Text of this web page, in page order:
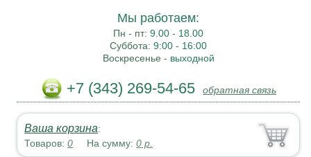
Мы работаем:
Пн - пт:9.00 - 18.00
Суббота:9:00 - 16:00
Воскресенье - выходной
+7 (343) 269-54-65 обратная связь
Ваша корзина:
Товаров:0 На сумму:0 р.